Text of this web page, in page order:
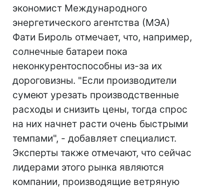
экономист Международного
энергетического агентства (МЭА)
Фати Бироль отмечает, что, например,
солнечные батареи пока
неконкурентоспособны из-за их
дороговизны. "Если производители
сумеют урезать производственные
расходы и снизить цены, тогда спрос
на них начнет расти очень быстрыми
темпами", - добавляет специалист.
Эксперты также отмечают, что сейчас
лидерами этого рынка являются
компании, производящие ветряную